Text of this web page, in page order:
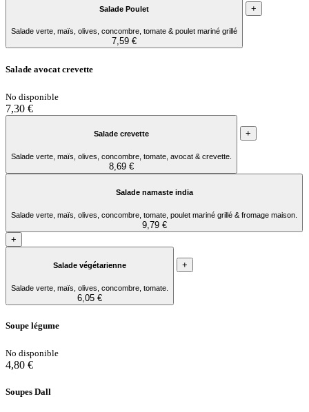
Salade Poulet
Salade verte, maïs, olives, concombre, tomate & poulet mariné grillé
7,59 €
+
Salade avocat crevette
No disponible
7,30 €
Salade crevette
Salade verte, maïs, olives, concombre, tomate, avocat & crevette.
8,69 €
+
Salade namaste india
Salade verte, maïs, olives, concombre, tomate, poulet mariné grillé & fromage maison.
9,79 €
+
Salade végétarienne
Salade verte, maïs, olives, concombre, tomate.
6,05 €
+
Soupe légume
No disponible
4,80 €
Soupes Dall